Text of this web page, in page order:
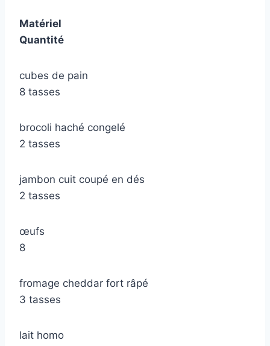
Matériel
Quantité
cubes de pain
8 tasses
brocoli haché congelé
2 tasses
jambon cuit coupé en dés
2 tasses
œufs
8
fromage cheddar fort râpé
3 tasses
lait homo